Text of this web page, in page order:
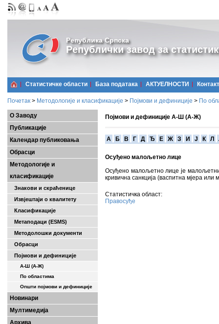
Република Српска
Републички завод за
Статистичке области Базa података АКТУЕЛНОСТИ Контакт
Почетак > Методологије и класификације > Појмови и дефиниције > По
О Заводу
Публикације
Календар публиковања
Обрасци
Методологије и
класификације
Знакови и скраћенице
Извјештаји о квалитету
Класификације
Метаподаци (ESMS)
Методолошки документи
Обрасци
Појмови и дефиниције
А-Ш (A-Ж)
По областима
Општи појмови и дефиниције
Новинари
Мултимедија
Архива
Појмови и дефиниције А-Ш (А-Ж)
A Б В Г Д Ђ Е Ж З И Ј К Л
Осуђено малољетно лице
Осуђено малољетно лице је
кривична санкција (васпитна мјера или
Статистичка област:
Правосуђе